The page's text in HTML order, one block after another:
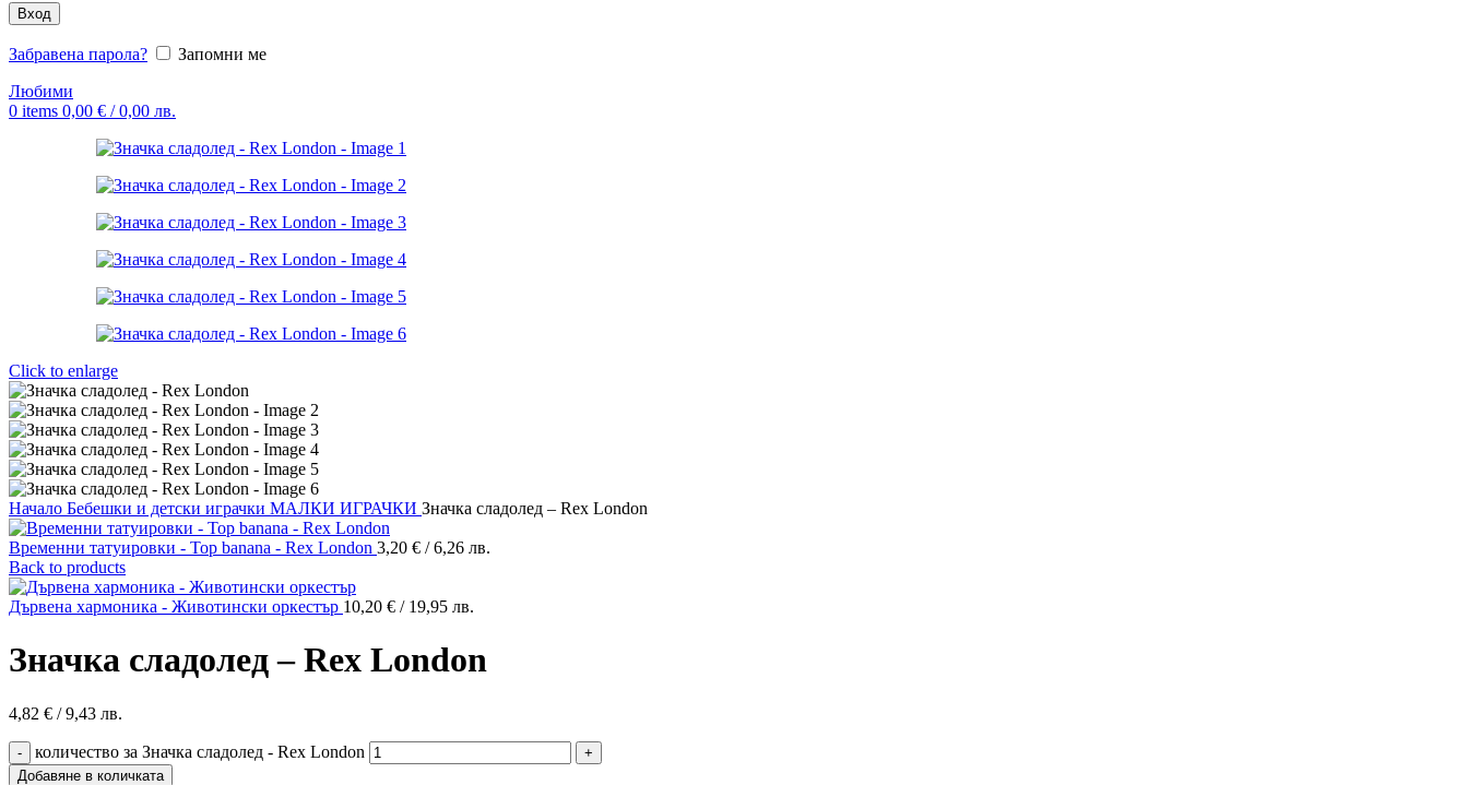
Вход
Забравена парола?
Запомни ме
Любими
0 items 0,00 € / 0,00 лв.
Click to enlarge
Начало Бебешки и детски играчки МАЛКИ ИГРАЧКИ Значка сладолед – Rex London
Временни татуировки - Top banana - Rex London 3,20 € / 6,26 лв.
Back to products
Дървена хармоника - Животински оркестър 10,20 € / 19,95 лв.
Значка сладолед – Rex London
4,82 € / 9,43 лв.
количество за Значка сладолед - Rex London
Добавяне в количката